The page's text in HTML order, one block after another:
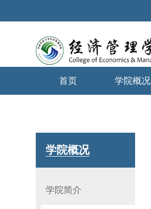
首页 学院概况
学院概况
学院简介